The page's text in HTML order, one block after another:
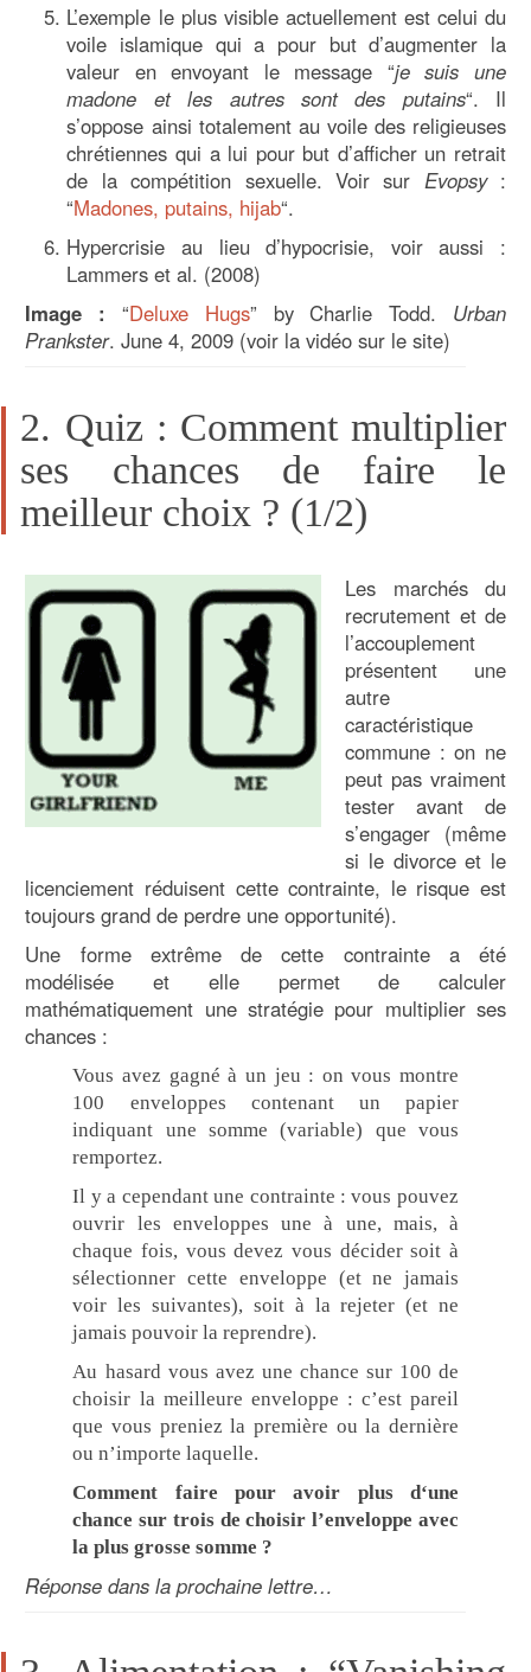
L’exemple le plus visible actuellement est celui du
voile islamique qui a pour but d’augmenter la
valeur en envoyant le message “je suis une
madone et les autres sont des putains“. Il
s’oppose ainsi totalement au voile des religieuses
chrétiennes qui a lui pour but d’afficher un retrait
de la compétition sexuelle. Voir sur Evopsy:
“Madones, putains, hijab“.
Hypercrisie au lieu d’hypocrisie, voir aussi :
Lammers et al. (2008)
Image :“Deluxe Hugs” by Charlie Todd. Urban
Prankster. June 4, 2009 (voir la vidéo sur le site)
2. Quiz : Comment multiplier
ses chances de faire le
meilleur choix ? (1/2)
Les marchés du
recrutement et de
l’accouplement
présentent une
autre
caractéristique
commune : on ne
peut pas vraiment
tester avant de
s’engager (même
si le divorce et le
licenciement réduisent cette contrainte, le risque est
toujours grand de perdre une opportunité).
Une forme extrême de cette contrainte a été
modélisée et elle permet de calculer
mathématiquement une stratégie pour multiplier ses
chances :
Vous avez gagné à un jeu : on vous montre
100 enveloppes contenant un papier
indiquant une somme (variable) que vous
remportez.
Il y a cependant une contrainte : vous pouvez
ouvrir les enveloppes une à une, mais, à
chaque fois, vous devez vous décider soit à
sélectionner cette enveloppe (et ne jamais
voir les suivantes), soit à la rejeter (et ne
jamais pouvoir la reprendre).
Au hasard vous avez une chance sur 100 de
choisir la meilleure enveloppe : c’est pareil
que vous preniez la première ou la dernière
ou n’importe laquelle.
Comment faire pour avoir plus d‘une
chance sur trois de choisir l’enveloppe avec
la plus grosse somme ?
Réponse dans la prochaine lettre…